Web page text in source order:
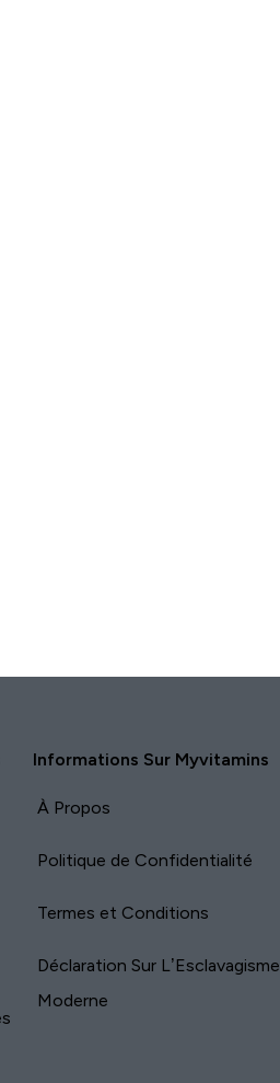
Informations Sur Myvitamins
À Propos
Politique de Confidentialité
Termes et Conditions
Déclaration Sur L’Esclavagisme
Moderne